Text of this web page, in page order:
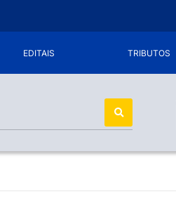
EDITAIS TRIBUTOS